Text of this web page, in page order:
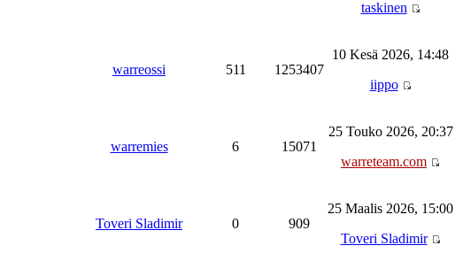
taskinen
warreossi 511 1253407
10 Kesä 2026, 14:48
iippo
warremies 6 15071
25 Touko 2026, 20:37
warreteam.com
Toveri Sladimir 0 909
25 Maalis 2026, 15:00
Toveri Sladimir